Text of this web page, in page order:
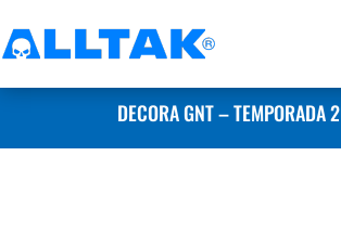
DECORA GNT – TEMPORADA